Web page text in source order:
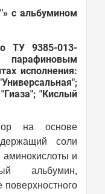
с альбумином
ТУ 9385-013-
исполнения:
"Кислый
на основе
соли
аминокислоты и
альбумин,